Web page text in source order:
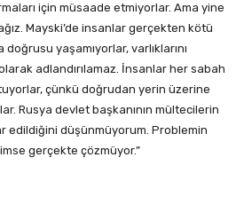
için müsaade etmiyorlar. Ama yine
Mayski’de insanlar gerçekten kötü
yaşamıyorlar, varlıklarını
adlandırılamaz. İnsanlar her sabah
çünkü doğrudan yerin üzerine
Rusya devlet başkanının mültecilerin
edildiğini düşünmüyorum. Problemin
gerçekte çözmüyor.”